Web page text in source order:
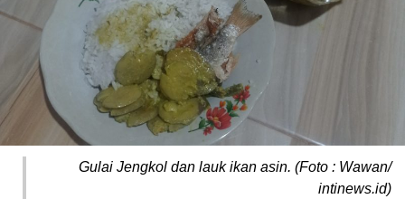
Gulai Jengkol dan lauk ikan asin. (Foto : Wawan/
intinews.id)
Biru Kuning Geometris Modern Rekrutmen Staf
Kantor Poster Horizontal